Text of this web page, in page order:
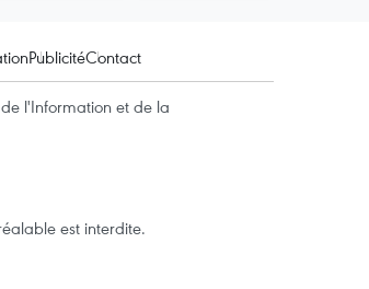
PublicitéContact
l'Information et de la
est interdite.